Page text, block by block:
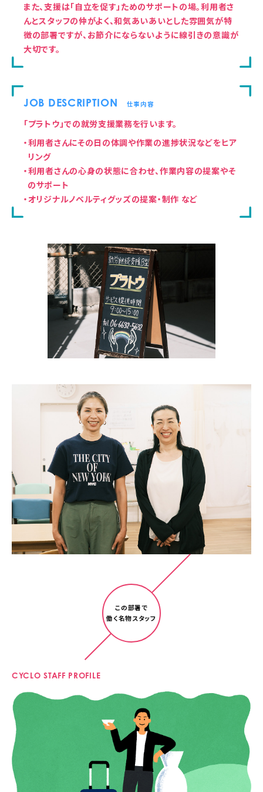
また、支援は「自立を促す」ためのサポートの場。利用者さ
んとスタッフの仲がよく、和気あいあいとした雰囲気が特
徴の部署ですが、お節介にならないように線引きの意識が
大切です。
JOB DESCRIPTION 仕事内容
「プラトウ」での就労支援業務を行います。
・利用者さんにその日の体調や作業の進捗状況などをヒア
リング
・利用者さんの心身の状態に合わせ、作業内容の提案やそ
のサポート
・オリジナルノベルティグッズの提案・制作 など
この部署で
働く名物スタッフ
CYCLO STAFF PROFILE